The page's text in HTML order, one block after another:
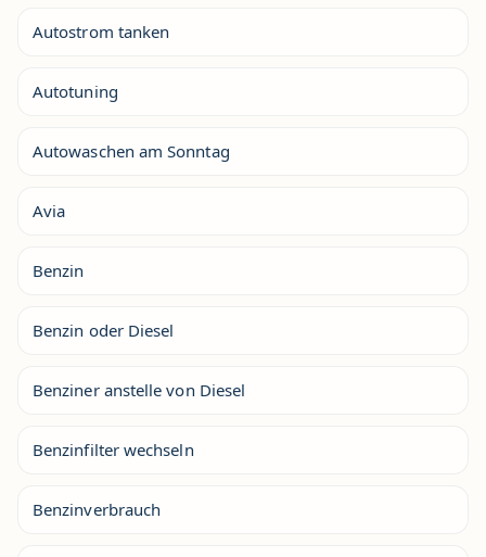
Autostrom tanken
Autotuning
Autowaschen am Sonntag
Avia
Benzin
Benzin oder Diesel
Benziner anstelle von Diesel
Benzinfilter wechseln
Benzinverbrauch